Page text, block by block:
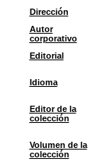
Dirección
Autor
corporativo
Editorial
Idioma
Editor de la
colección
Volumen de la
colección